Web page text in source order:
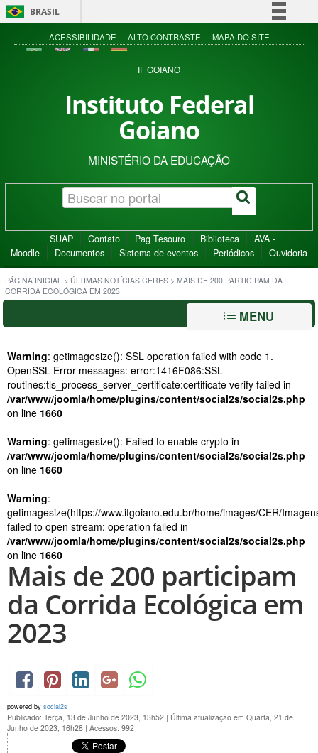
BRASIL
Simplifique!
Acesso à informação
ACESSIBILIDADE ALTO CONTRASTE MAPA DO SITE
IF GOIANO
Instituto Federal
Goiano
MINISTÉRIO DA EDUCAÇÃO
SUAP Contato Pag Tesouro Biblioteca
AVA -
Moodle
Documentos Sistema de eventos Periódicos Ouvidoria
PÁGINA INICIAL > ÚLTIMAS NOTÍCIAS CERES > MAIS DE 200 PARTICIPAM DA
CORRIDA ECOLÓGICA EM 2023
MENU
Warning: getimagesize(): SSL operation failed with code 1.
OpenSSL Error messages: error:1416F086:SSL
routines:tls_process_server_certificate:certificate verify failed in
/var/www/joomla/home/plugins/content/social2s/social2s.php
on line 1660
Warning: getimagesize(): Failed to enable crypto in
/var/www/joomla/home/plugins/content/social2s/social2s.php
on line 1660
Warning:
getimagesize(https://www.ifgoiano.edu.br/home/images/CER/
failed to open stream: operation failed in
/var/www/joomla/home/plugins/content/social2s/social2s.php
on line 1660
Mais de 200 participam
da Corrida Ecológica em
2023
powered by social2s
Publicado: Terça, 13 de Junho de 2023, 13h52 | Última atualização em Quarta, 21 de
Junho de 2023, 16h28 | Acessos: 992